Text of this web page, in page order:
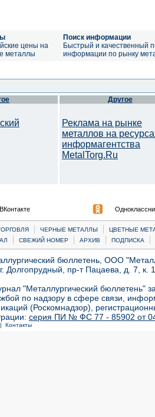
цены на
металлы
Поиск информации
Быстрый и качественный
информации по рынку
Другое
Реклама на рынке
металлов на
информагентства
MetalTorg.Ru
ВКонтакте
| ЧЕРНЫЕ МЕТАЛЛЫ |
ЦВЕТНЫЕ
| СВЕЖИЙ НОМЕР | АРХИВ | ПОДПИСКА |
бюллетень, ООО
Долгопрудный, пр-т Пацаева, д. 7,
"Металлургический бюллетень"
по надзору в сфере связи,
(Роскомнадзор),
серия ПИ № ФС 77 - 85902 от 04
Контакты